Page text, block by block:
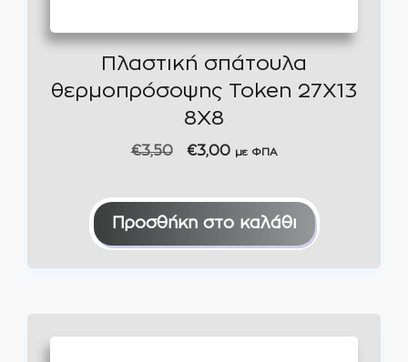
Πλαστική σπάτουλα
θερμοπρόσοψης Token 27X13
8Χ8
€3,50
Original
was:
€3,50.
€3,00Η
τιμή
είναι:
με ΦΠΑ
Προσθήκη στο καλάθι